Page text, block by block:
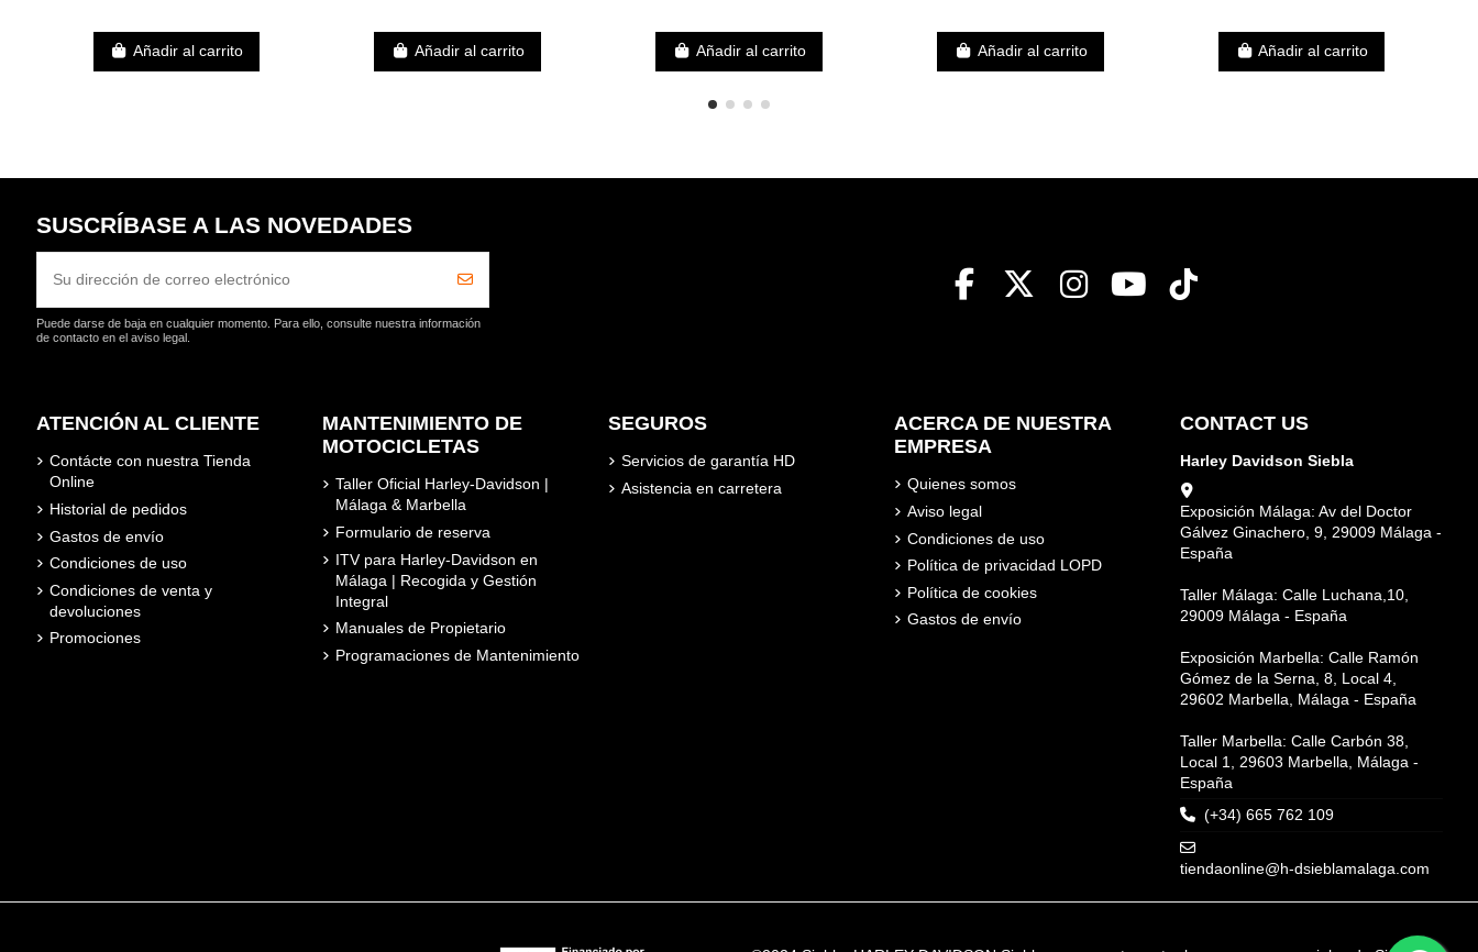
Añadir al carrito Añadir al carrito Añadir al carrito Añadir al carrito Añadir al carrito
SUSCRÍBASE A LAS NOVEDADES
Puede darse de baja en cualquier momento. Para ello, consulte nuestra información
de contacto en el aviso legal.
ATENCIÓN AL CLIENTE
Contácte con nuestra Tienda
Online
Historial de pedidos
Gastos de envío
Condiciones de uso
Condiciones de venta y
devoluciones
Promociones
MANTENIMIENTO DE
MOTOCICLETAS
Taller Oficial Harley-Davidson |
Málaga & Marbella
Formulario de reserva
ITV para Harley-Davidson en
Málaga | Recogida y Gestión
Integral
Manuales de Propietario
Programaciones de Mantenimiento
SEGUROS
Servicios de garantía HD
Asistencia en carretera
ACERCA DE NUESTRA
EMPRESA
Quienes somos
Aviso legal
Condiciones de uso
Política de privacidad LOPD
Política de cookies
Gastos de envío
CONTACT US
Harley Davidson Siebla
Exposición Málaga: Av del Doctor
Gálvez Ginachero, 9, 29009 Málaga -
España
Taller Málaga: Calle Luchana,10,
29009 Málaga - España
Exposición Marbella: Calle Ramón
Gómez de la Serna, 8, Local 4,
29602 Marbella, Málaga - España
Taller Marbella: Calle Carbón 38,
Local 1, 29603 Marbella, Málaga -
España
(+34) 665 762 109
tiendaonline@h-dsieblamalaga.com